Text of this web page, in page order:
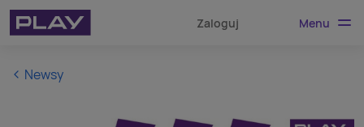
Zaloguj Menu
Newsy